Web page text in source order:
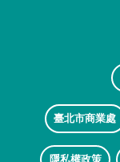
臺北市商業處